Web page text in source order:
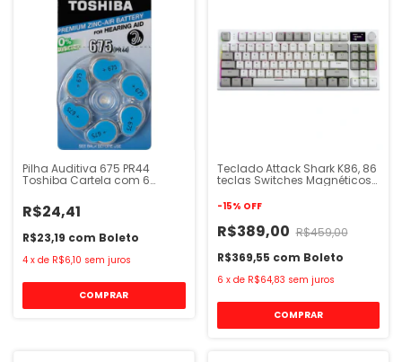
Pilha Auditiva 675 PR44
Toshiba Cartela com 6
R$24,41
R$23,19 com Boleto
4 x de R$6,10 sem juros
Teclado Attack Shark K86, 86
teclas Switches Magnéticos
-15% OFF
R$389,00 R$459,00
R$369,55 com Boleto
6 x de R$64,83 sem juros